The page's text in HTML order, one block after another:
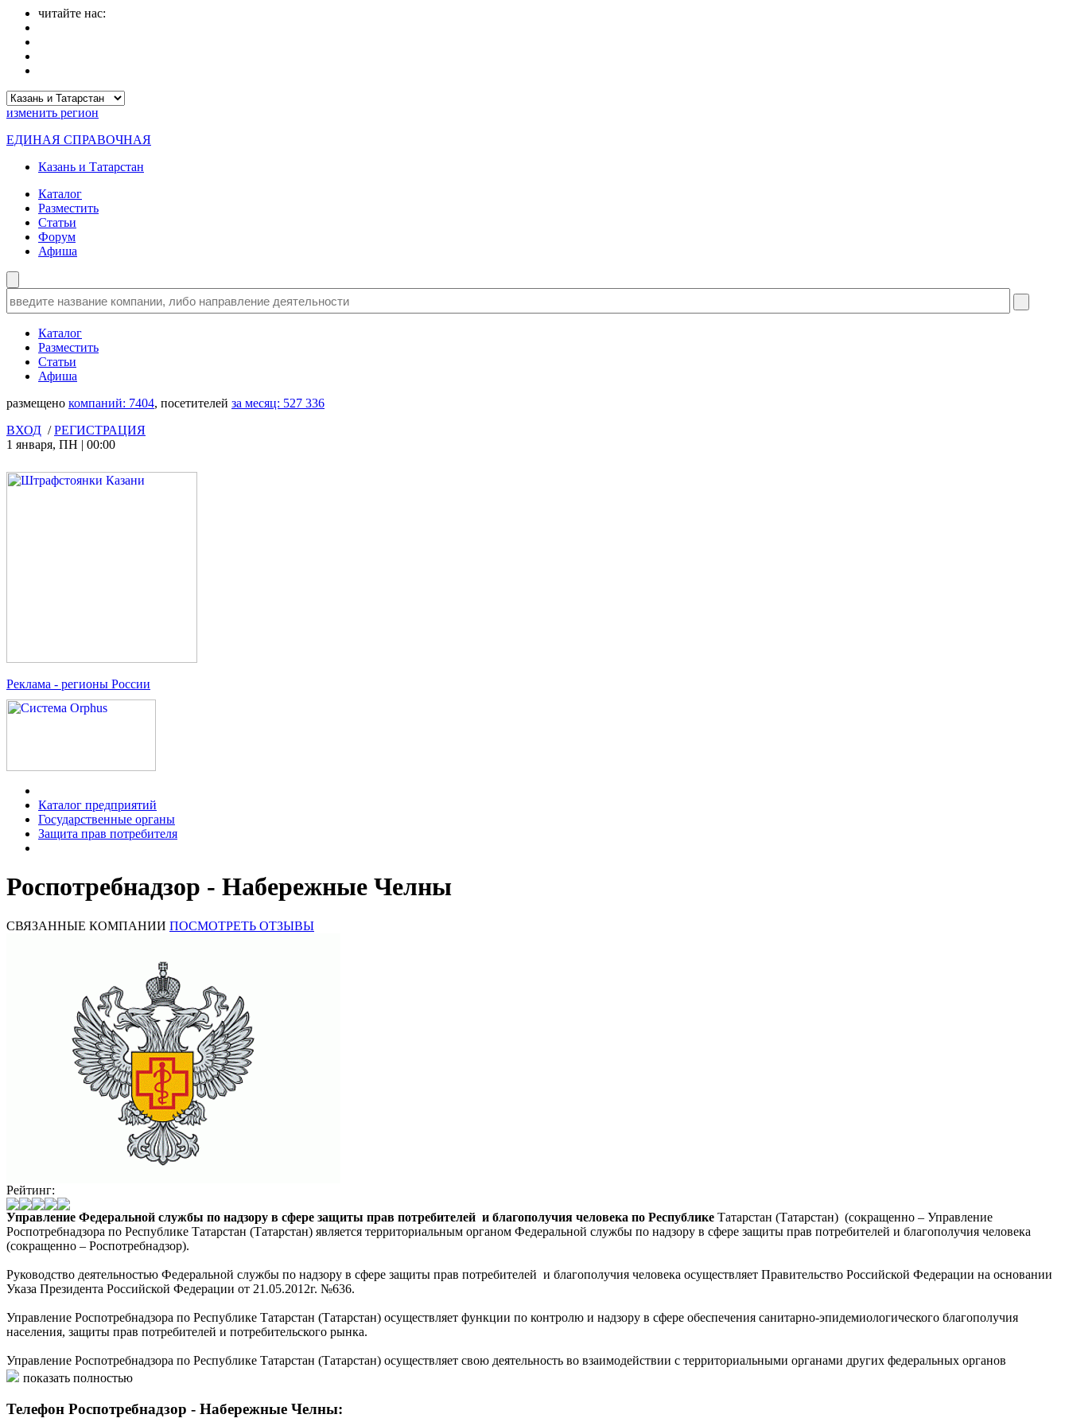
читайте нас:
изменить регион
ЕДИНАЯ СПРАВОЧНАЯ
Казань и Татарстан
Каталог
Разместить
Статьи
Форум
Афиша
Каталог
Разместить
Статьи
Афиша
размещено компаний: 7404, посетителей за месяц: 527 336
ВХОД /РЕГИСТРАЦИЯ
1 января, ПН | 00:00
Реклама - регионы России
Каталог предприятий
Государственные органы
Защита прав потребителя
Роспотребнадзор - Набережные Челны
СВЯЗАННЫЕ КОМПАНИИ ПОСМОТРЕТЬ ОТЗЫВЫ
Рейтинг:
Управление Федеральной службы по надзору в сфере защиты прав потребителей и благополучия человека по Республике Татарстан (Татарстан) (сокращенно – Управление
Роспотребнадзора по Республике Татарстан (Татарстан) является территориальным органом Федеральной службы по надзору в сфере защиты прав потребителей и благополучия человека
(сокращенно – Роспотребнадзор).
Руководство деятельностью Федеральной службы по надзору в сфере защиты прав потребителей и благополучия человека осуществляет Правительство Российской Федерации на основании
Указа Президента Российской Федерации от 21.05.2012г. №636.
Управление Роспотребнадзора по Республике Татарстан (Татарстан) осуществляет функции по контролю и надзору в сфере обеспечения санитарно-эпидемиологического благополучия
населения, защиты прав потребителей и потребительского рынка.
Управление Роспотребнадзора по Республике Татарстан (Татарстан) осуществляет свою деятельность во взаимодействии с территориальными органами других федеральных органов
исполнительной власти, органами исполнительной власти Республики Татарстан, органами местного самоуправления, общественными объединениями и иными организациями.
Для обеспечения деятельности Управления в структуре Роспотребнадзора организовано Федеральное бюджетное учреждение здравоохранения «Центр гигиены и эпидемиологии в Республике
Татарстан (Татарстан)» (сокращенно – ФБУЗ «Центр гигиены и эпидемиологии в Республике Татарстан (Татарстан)»).
показать полностью
Телефон Роспотребнадзор - Набережные Челны: